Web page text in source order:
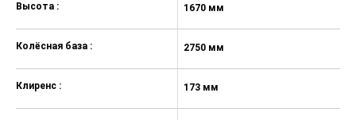
устойчивости (ESС) и
антипробуксовочная система
(TCS)
Антиблокировочная система
тормозов (ABS) с функцией
тормозных усилий (EBD)
Высота :
Колёсная база :
Клиренс :
1670 мм
2750 мм
173 мм